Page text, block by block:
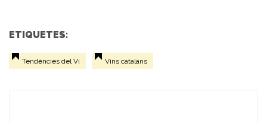
ETIQUETES:
Tendències del Vi Vins catalans